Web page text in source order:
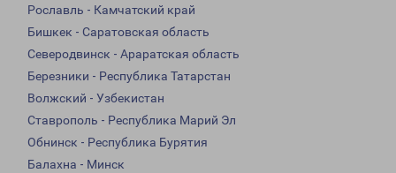
Рославль - Камчатский край
Бишкек - Саратовская область
Северодвинск - Араратская область
Березники - Республика Татарстан
Волжский - Узбекистан
Ставрополь - Республика Марий Эл
Обнинск - Республика Бурятия
Балахна - Минск